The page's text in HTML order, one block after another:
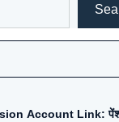
Account Link: